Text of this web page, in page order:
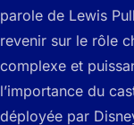
parole de Lewis
revenir sur le rôle
complexe et
l’importance du
déployée par